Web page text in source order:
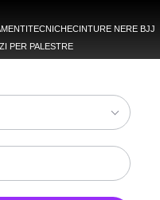
TECNICHECINTURE NERE BJJ
PER PALESTRE